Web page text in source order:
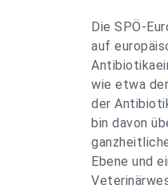
Die SPÖ-
auf
wie etwa
der
bin davon
Ebene und